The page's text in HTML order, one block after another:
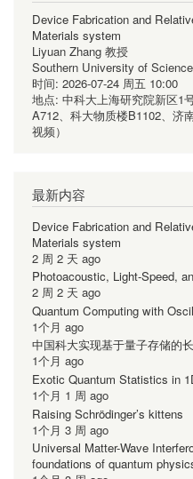
Device Fabrication and
Materials system
Liyuan Zhang 教授
Southern University of
时间: 2026-07-24 周五 10:00
地点: 中科大上海研究院新区1
A712、科大物质楼B1102、济
视频）
最新内容
Device Fabrication and
Materials system
2 周 2 天 ago
Photoacoustic, Light-Speed,
2 周 2 天 ago
Quantum Computing with
1个月 ago
中国科大实现基于量子存储的
1个月 ago
Exotic Quantum Statistics in
1个月 1 周 ago
Raising Schrödinger’s kittens
1个月 3 周 ago
Universal Matter-Wave
foundations of quantum